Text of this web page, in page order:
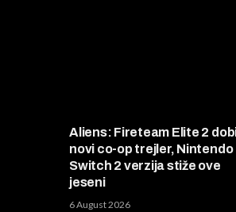
Aliens: Fireteam Elite 2
novi co-op trejler, Nintendo
Switch 2 verzija stiže ove
jeseni
6 August 2026